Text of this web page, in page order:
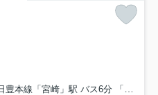
豊本線「宮崎」駅 バス6分 「橘通３丁目」 停歩5分